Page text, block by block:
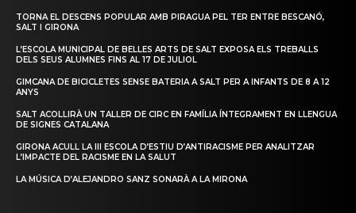
TORNA EL DESCENS POPULAR AMB PIRAGUA PEL TER ENTRE BESCANÓ,
SALT I GIRONA
L’ESCOLA MUNICIPAL DE BELLES ARTS DE SALT EXPOSA ELS TREBALLS
DELS SEUS ALUMNES FINS AL 17 DE JULIOL
GIMCANA DE BICICLETES SENSE BATERIA A SALT PER A INFANTS DE 8 A 12
ANYS
SALT ACOLLIRÀ UN TALLER DE CIRC EN FAMÍLIA ÍNTEGRAMENT EN LLENGUA
DE SIGNES CATALANA
GIRONA ACULL LA III ESCOLA D’ESTIU D’ANTIRACISME PER ANALITZAR
L’IMPACTE DEL RACISME EN LA SALUT
LA MÚSICA D’ALEJANDRO SANZ SONARÀ A LA MIRONA